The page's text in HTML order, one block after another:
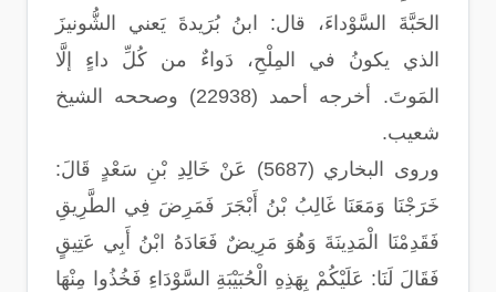
الحَبَّةَ السَّوْداءَ، قال: ابنُ بُرَيدةَ يَعني الشُّونيزَ
الذي يكونُ في المِلْحِ، دَواءٌ من كُلِّ داءٍ إلَّا
المَوتَ. أخرجه أحمد (22938) وصححه الشيخ
شعيب.
و
روى البخاري (5687) عَنْ خَالِدِ بْنِ سَعْدٍ قَالَ:
خَرَجْنَا وَمَعَنَا غَالِبُ بْنُ أَبْجَرَ فَمَرِضَ فِي الطَّرِيقِ
فَقَدِمْنَا الْمَدِينَةَ وَهُوَ مَرِيضٌ فَعَادَهُ ابْنُ أَبِي عَتِيقٍ
فَقَالَ لَنَا: عَلَيْكُمْ بِهَذِهِ الْحُبَيْبَةِ السَّوْدَاءِ فَخُذُوا مِنْهَا